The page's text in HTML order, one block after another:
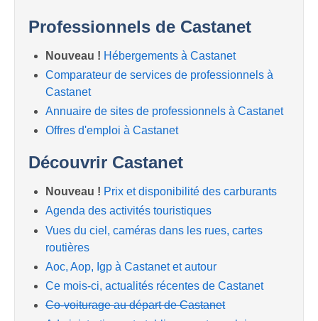
Professionnels de Castanet
Nouveau ! Hébergements à Castanet
Comparateur de services de professionnels à
Castanet
Annuaire de sites de professionnels à Castanet
Offres d'emploi à Castanet
Découvrir Castanet
Nouveau ! Prix et disponibilité des carburants
Agenda des activités touristiques
Vues du ciel, caméras dans les rues, cartes
routières
Aoc, Aop, Igp à Castanet et autour
Ce mois-ci, actualités récentes de Castanet
Co-voiturage au départ de Castanet